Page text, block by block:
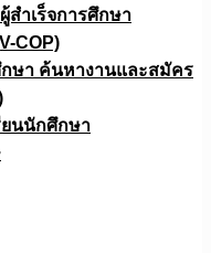
สำเร็จการศึกษา
COP)
ษา ค้นหางานและสมัคร
ยนนักศึกษา